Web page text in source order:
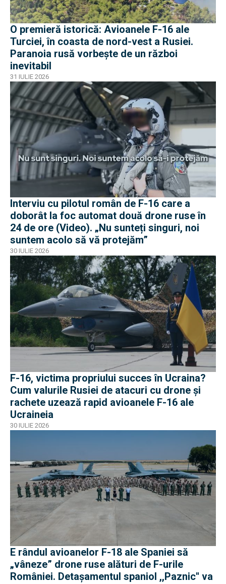
O premieră istorică: Avioanele F-16 ale
Turciei, în coasta de nord-vest a Rusiei.
Paranoia rusă vorbește de un război
inevitabil
31 IULIE 2026
Interviu cu pilotul român de F-16 care a
doborât la foc automat două drone ruse în
24 de ore (Video). „Nu sunteți singuri, noi
suntem acolo să vă protejăm”
30 IULIE 2026
F-16, victima propriului succes în Ucraina?
Cum valurile Rusiei de atacuri cu drone și
rachete uzează rapid avioanele F-16 ale
Ucraineia
30 IULIE 2026
E rândul avioanelor F-18 ale Spaniei să
„vâneze” drone ruse alături de F-urile
României. Detașamentul spaniol ,,Paznic'' va